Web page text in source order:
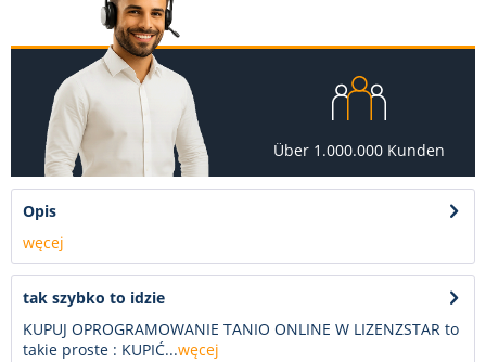
Über 1.000.000 Kunden
Opis
węcej
tak szybko to idzie
KUPUJ OPROGRAMOWANIE TANIO ONLINE W LIZENZSTAR to
takie proste : KUPIĆ...węcej